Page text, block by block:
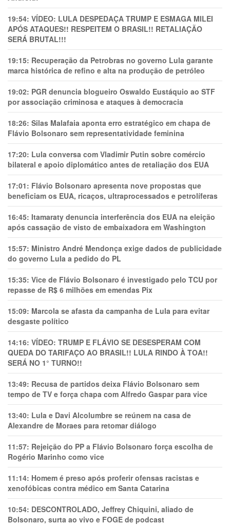
19:54: VÍDEO: LULA DESPEDAÇA TRUMP E ESMAGA MILEI
APÓS ATAQUES!! RESPEITEM O BRASIL!! RETALIAÇÃO
SERÁ BRUTAL!!!
19:15: Recuperação da Petrobras no governo Lula garante
marca histórica de refino e alta na produção de petróleo
19:02: PGR denuncia blogueiro Oswaldo Eustáquio ao STF
por associação criminosa e ataques à democracia
18:26: Silas Malafaia aponta erro estratégico em chapa de
Flávio Bolsonaro sem representatividade feminina
17:20: Lula conversa com Vladimir Putin sobre comércio
bilateral e apoio diplomático antes de retaliação dos EUA
17:01: Flávio Bolsonaro apresenta nove propostas que
beneficiam os EUA, ricaços, ultraprocessados e petrolíferas
16:45: Itamaraty denuncia interferência dos EUA na eleição
após cassação de visto de embaixadora em Washington
15:57: Ministro André Mendonça exige dados de publicidade
do governo Lula a pedido do PL
15:35: Vice de Flávio Bolsonaro é investigado pelo TCU por
repasse de R$ 6 milhões em emendas Pix
15:09: Marcola se afasta da campanha de Lula para evitar
desgaste político
14:16: VÍDEO: TRUMP E FLÁVIO SE DESESPERAM COM
QUEDA DO TARIFAÇO AO BRASIL!! LULA RINDO À TOA!!
SERÁ NO 1° TURNO!!
13:49: Recusa de partidos deixa Flávio Bolsonaro sem
tempo de TV e força chapa com Alfredo Gaspar para vice
13:40: Lula e Davi Alcolumbre se reúnem na casa de
Alexandre de Moraes para retomar diálogo
11:57: Rejeição do PP a Flávio Bolsonaro força escolha de
Rogério Marinho como vice
11:14: Homem é preso após proferir ofensas racistas e
xenofóbicas contra médico em Santa Catarina
10:54: DESCONTROLADO, Jeffrey Chiquini, aliado de
Bolsonaro, surta ao vivo e FOGE de podcast